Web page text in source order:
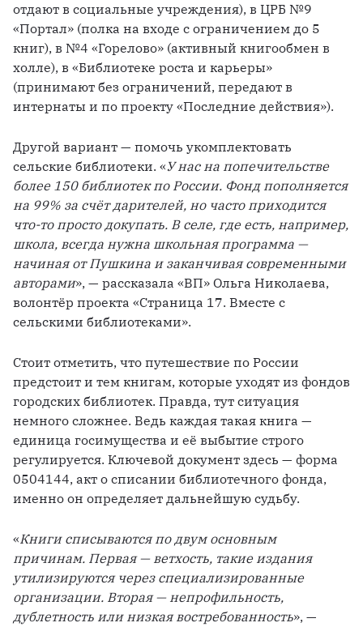
отдают в социальные учреждения), в ЦРБ №9
«Портал» (полка на входе с ограничением до 5
книг), в №4 «Горелово» (активный книгообмен в
холле), в «Библиотеке роста и карьеры»
(принимают без ограничений, передают в
интернаты и по проекту «Последние действия»).
Другой вариант — помочь укомплектовать
сельские библиотеки. «У нас на попечительстве
более 150 библиотек по России. Фонд пополняется
на 99% за счёт дарителей, но часто приходится
что-то просто докупать. В селе, где есть, например,
школа, всегда нужна школьная программа —
начиная от Пушкина и заканчивая современными
авторами», — рассказала «ВП» Ольга Николаева,
волонтёр проекта «Страница 17. Вместе с
сельскими библиотеками».
Стоит отметить, что путешествие по России
предстоит и тем книгам, которые уходят из фондов
городских библиотек. Правда, тут ситуация
немного сложнее. Ведь каждая такая книга —
единица госимущества и её выбытие строго
регулируется. Ключевой документ здесь — форма
0504144, акт о списании библиотечного фонда,
именно он определяет дальнейшую судьбу.
«Книги списываются по двум основным
причинам. Первая — ветхость, такие издания
утилизируются через специализированные
организации. Вторая — непрофильность,
дублетность или низкая востребованность», —